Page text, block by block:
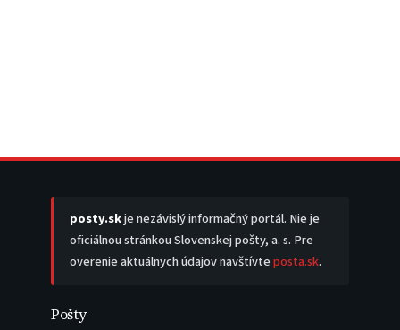
posty.skje nezávislý informačný portál. Nie je
oficiálnou stránkou Slovenskej pošty, a. s. Pre
overenie aktuálnych údajov navštívteposta.sk.
Pošty